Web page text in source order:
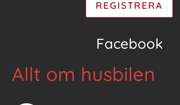
Facebook
Allt om husbilen